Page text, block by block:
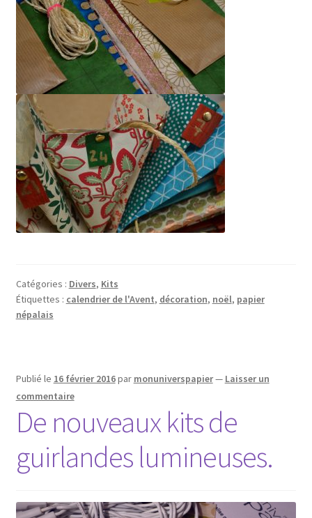
Catégories : Divers, Kits
Étiquettes : calendrier de l'Avent, décoration, noël, papier
népalais
Publié le 16 février 2016par monuniverspapier— Laisser un
commentaire
De nouveaux kits de
guirlandes lumineuses.